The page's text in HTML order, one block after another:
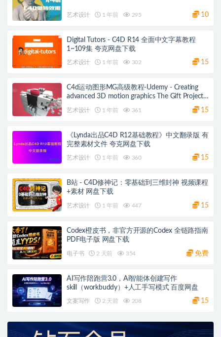
艺术设计 1 年前 295 10
Digital Tutors - C4D R14 全面中文字幕教程
1~109集 夸克网盘下载
艺术设计 1 年前 302 15
C4d运动图形MG高级教程-Udemy - Creating
advanced 3D motion graphics The Gift Project
艺术设计 1 年前 361 15
《Lynda出品C4D R12基础教程》中文翻录版 有
完整素材文件 夸克网盘下载
艺术设计 1 年前 360 15
B站 - C4D修神记：零基础到三维封神 视频课程
+素材 网盘下载
艺术设计 1 年前 447 15
Codex橙皮书，非官方开源的Codex 全链路指南
PDF电子版 网盘下载
电子书 2 天前 354 免费
AI写作陪跑营3.0，Ai智能体创建写作
skill（workbuddy）+人工手写模式 百度网盘
文案写作 2 天前 208 15